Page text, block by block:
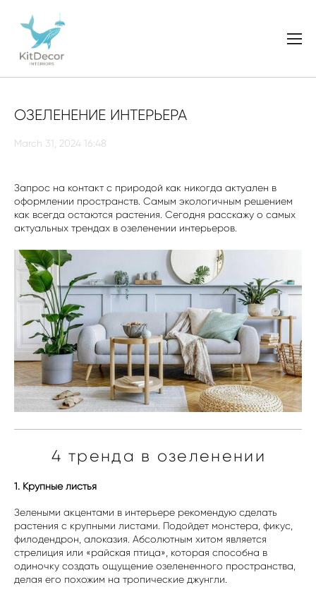
ОЗЕЛЕНЕНИЕ ИНТЕРЬЕРА
March 31, 2024 16:48
Запрос на контакт с природой как никогда актуален в
оформлении пространств. Самым экологичным решением
как всегда остаются растения. Сегодня расскажу о самых
актуальных трендах в озеленении интерьеров.
4 тренда в озеленении
1. Крупные листья
Зелеными акцентами в интерьере рекомендую сделать
растения с крупными листами. Подойдет монстера, фикус,
филодендрон, алоказия. Абсолютным хитом является
стрелиция или «райская птица», которая способна в
одиночку создать ощущение озелененного пространства,
делая его похожим на тропические джунгли.